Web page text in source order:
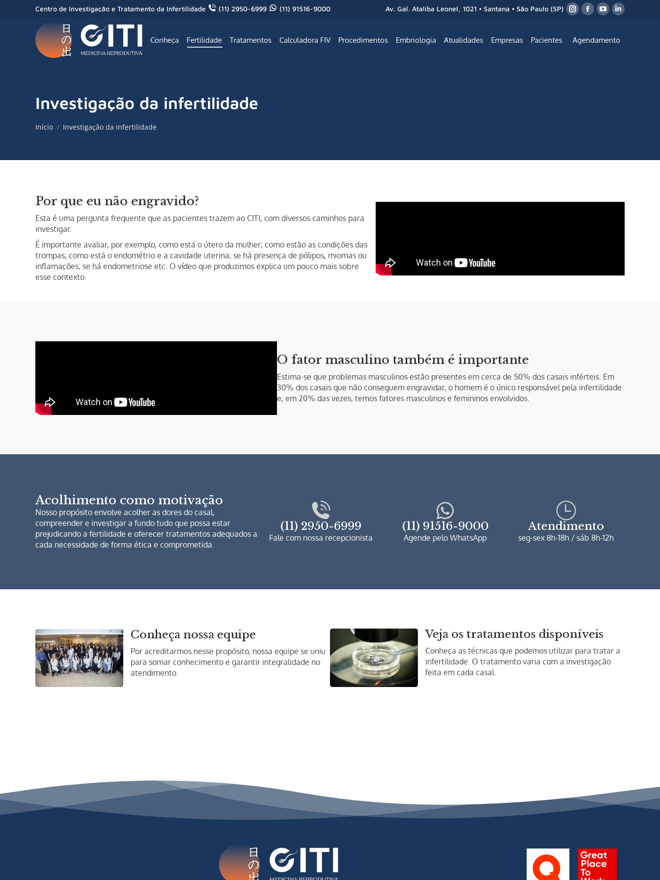
Centro de Investigação e Tratamento da Infertilidade (11) 2950-6999 (11) 91516-9000 Av. Gal. Ataliba Leonel, 1021 • Santana • São Paulo (SP)
Conheça Fertilidade Tratamentos Calculadora FIV Procedimentos Embriologia Atualidades Empresas Pacientes Agendamento
Investigação da infertilidade
Início Investigação da infertilidade
Por que eu não engravido?
Esta é uma pergunta frequente que as pacientes trazem ao CITI, com diversos caminhos para
investigar.
É importante avaliar, por exemplo, como está o útero da mulher; como estão as condições das
trompas; como está o endométrio e a cavidade uterina; se há presença de pólipos, miomas ou
inflamações; se há endometriose etc. O vídeo que produzimos explica um pouco mais sobre
esse contexto.
O fator masculino também é importante
Estima-se que problemas masculinos estão presentes em cerca de 50% dos casais inférteis. Em
30% dos casais que não conseguem engravidar, o homem é o único responsável pela infertilidade
e, em 20% das vezes, temos fatores masculinos e femininos envolvidos.
Acolhimento como motivação
Nosso propósito envolve acolher as dores do casal,
compreender e investigar a fundo tudo que possa estar
prejudicando a fertilidade e oferecer tratamentos adequados a
cada necessidade de forma ética e comprometida.
(11) 2950-6999
Fale com nossa recepcionista
(11) 91516-9000
Agende pelo WhatsApp
Atendimento
seg-sex 8h-18h / sáb 8h-12h
Conheça nossa equipe
Por acreditarmos nesse propósito, nossa equipe se uniu
para somar conhecimento e garantir integralidade no
atendimento.
Veja os tratamentos disponíveis
Conheça as técnicas que podemos utilizar para tratar a
infertilidade. O tratamento varia com a investigação
feita em cada casal.